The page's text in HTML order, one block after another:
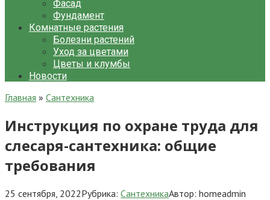
Фасад
Фундамент
Комнатные растения
Болезни растений
Уход за цветами
Цветы и клумбы
Новости
Главная » Сантехника
Инструкция по охране труда для
слесаря-сантехника: общие
требования
25 сентября, 2022Рубрика: СантехникаАвтор: homeadmin